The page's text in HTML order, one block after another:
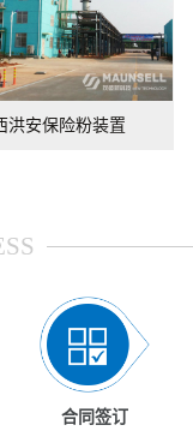
洪安保险粉装置
合同签订